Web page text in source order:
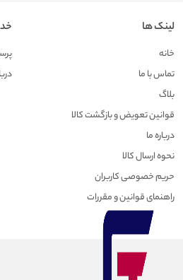
لینک ها
خانه
تماس با ما
بلاگ
قوانین تعویض و بازگشت کالا
درباره ما
نحوه ارسال کالا
حریم خصوصی کاربران
راهنمای قوانین و مقررات